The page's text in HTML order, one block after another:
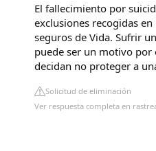
El fallecimiento por
exclusiones recogidas
seguros de Vida. Sufrir
puede ser un motivo por
decidan no proteger a
Solicitud de eliminación
Ver respuesta completa en